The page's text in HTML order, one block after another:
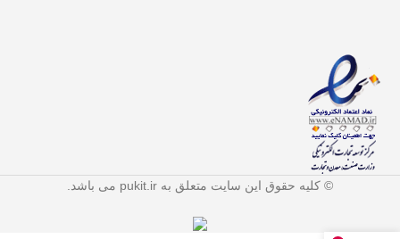
© کلیه حقوق این سایت متعلق به pukit.ir می باشد.